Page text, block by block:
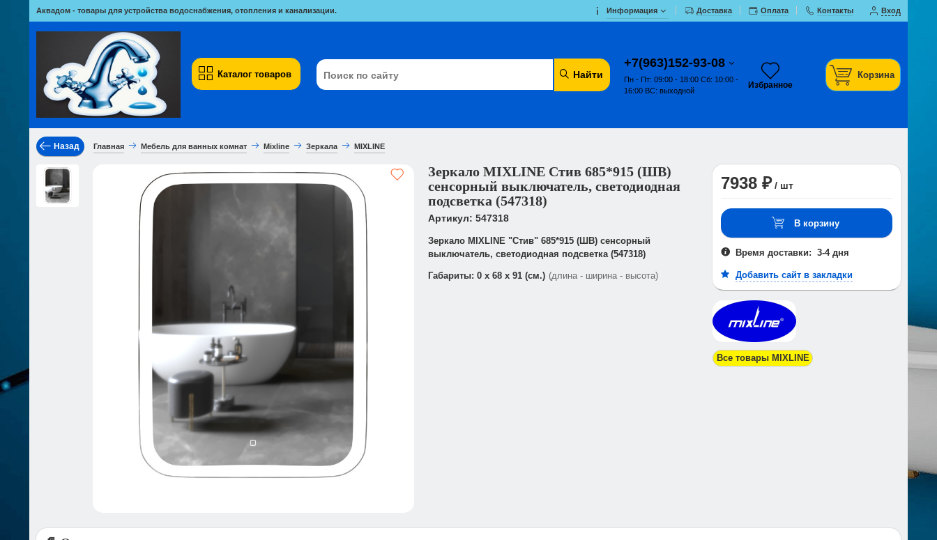
Аквадом - товары для устройства водоснабжения, отопления и канализации. Информация Доставка Оплата Контакты Вход
Каталог товаров Найти
+7(963)152-93-08
Пн - Пт: 09:00 - 18:00 Сб: 10:00 -
16:00 ВС: выходной
Избранное
Корзина
Назад Главная Мебель для ванных комнат Mixline Зеркала MIXLINE
Зеркало MIXLINE Стив 685*915 (ШВ)
сенсорный выключатель, светодиодная
подсветка (547318)
Артикул: 547318
Зеркало MIXLINE "Стив" 685*915 (ШВ) сенсорный
выключатель, светодиодная подсветка (547318)
Габариты: 0 x 68 x 91 (см.) (длина - ширина - высота)
7938 ₽/ шт
В корзину
Время доставки: 3-4 дня
Добавить сайт в закладки
Все товары MIXLINE